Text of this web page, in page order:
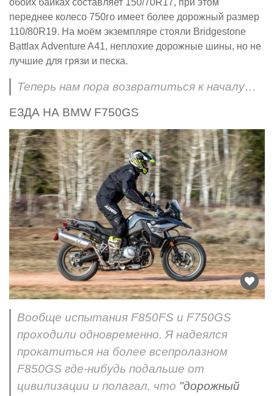
переднее колесо 750го имеет более дорожный размер
110/80R19. На моём экземпляре стояли Bridgestone
Battlax Adventure A41, неплохие дорожные шины, но не
лучшие для грязи и песка.
Теперь нам пора возвратиться к началу…
ЕЗДА НА BMW F750GS
Вообще испытания F850FS и F750GS
проходили одновременно. Я надеялся
прокатиться на более всепролазном
F850GS где-нибудь подальше от
цивилизации и полагал, что "дорожный